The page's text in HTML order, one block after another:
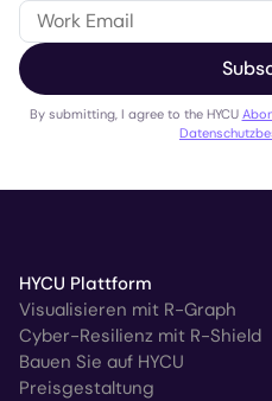
By submitting, I agree to the HYCU
HYCU Plattform
Visualisieren mit R-Graph
Cyber-Resilienz mit R-Shield
Bauen Sie auf HYCU
Preisgestaltung